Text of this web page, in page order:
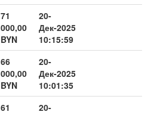
71
000,00
BYN
20-
Дек-2025
10:15:59
66
000,00
BYN
20-
Дек-2025
10:01:35
61
20-